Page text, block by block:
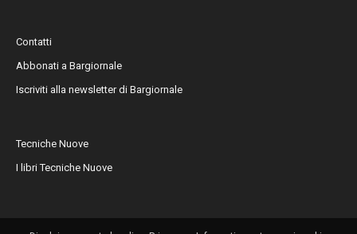
Contatti
Abbonati a Bargiornale
Iscriviti alla newsletter di Bargiornale
Tecniche Nuove
I libri Tecniche Nuove